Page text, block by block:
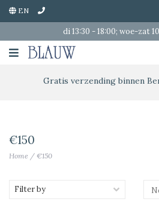
EN
di 13:30 - 18:00; woe-zat
Gratis verzending binnen
€150
Home / €150
Filter by